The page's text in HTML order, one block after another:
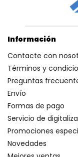
Información
Contacte con
Términos y
Preguntas
Envío
Formas de pago
Servicio de
Promociones
Novedades